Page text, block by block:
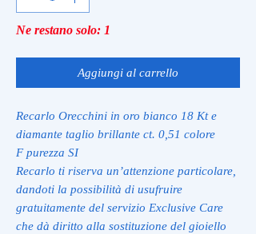
Ne restano solo: 1
Aggiungi al carrello
Recarlo Orecchini in oro bianco 18 Kt e
diamante taglio brillante ct. 0,51 colore
F purezza SI
Recarlo ti riserva un’attenzione particolare,
dandoti la possibilità di usufruire
gratuitamente del servizio Exclusive Care
che dà diritto alla sostituzione del gioiello